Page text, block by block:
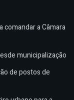
comandar a Câmara
municipalização
de postos de